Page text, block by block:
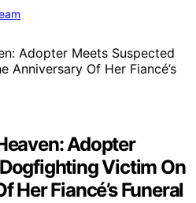
Adopter
Victim On
Her Fiancé’s Funeral